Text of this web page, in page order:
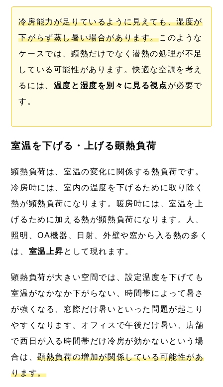
冷房能力が足りているように見えても、湿度が
下がらず蒸し暑い場合があります。このような
ケースでは、顕熱だけでなく潜熱の処理が不足
している可能性があります。快適な空調を考え
るには、 温度と湿度を別々に見る視点 が必要で
す。
室温を下げる・上げる顕熱負荷
顕熱負荷は、室温の変化に関係する熱負荷です。
冷房時には、室内の温度を下げるために取り除く
熱が顕熱負荷になります。暖房時には、室温を上
げるために加える熱が顕熱負荷になります。人、
照明、OA機器、日射、外壁や窓から入る熱の多く
は、 室温上昇 として現れます。
顕熱負荷が大きい空間では、設定温度を下げても
室温がなかなか下がらない、時間帯によって暑さ
が強くなる、窓際だけ暑いといった問題が起こり
やすくなります。オフィスで午後だけ暑い、店舗
で西日が入る時間帯だけ冷房が効かないという場
合は、顕熱負荷の増加が関係している可能性があ
ります。